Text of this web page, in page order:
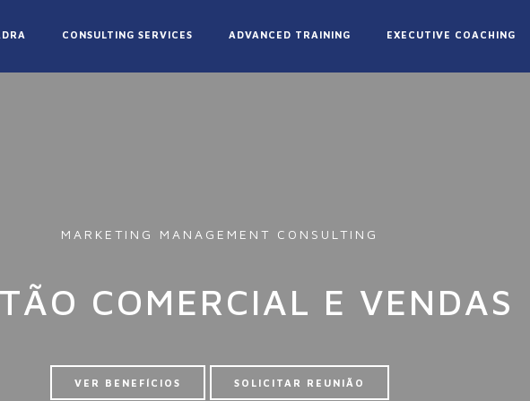
CONSULTING SERVICES ADVANCED TRAINING EXECUTIVE COACHING
MARKETING MANAGEMENT CONSULTING
COMERCIAL E VENDAS
VER BENEFÍCIOS SOLICITAR REUNIÃO